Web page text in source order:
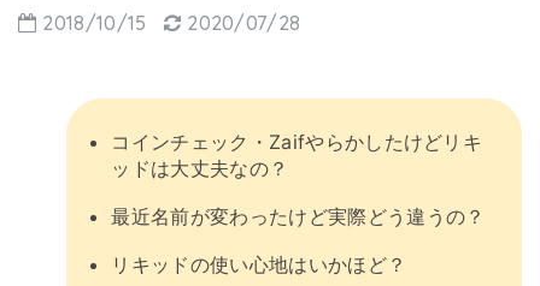
2018/10/15 2020/07/28
コインチェック・Zaifやらかしたけどリキ
ッドは大丈夫なの？
最近名前が変わったけど実際どう違うの？
リキッドの使い心地はいかほど？